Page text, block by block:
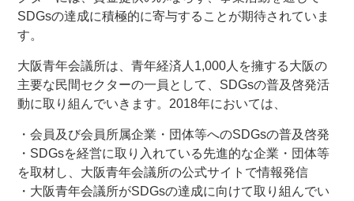
SDGsの達成に積極的に寄与することが期待されていま
す。
大阪青年会議所は、青年経済人1,000人を擁する大阪の
主要な民間セクターの一員として、SDGsの普及啓発活
動に取り組んでいきます。2018年においては、
・会員及び会員所属企業・団体等へのSDGsの普及啓発
・SDGsを経営に取り入れている先進的な企業・団体等
を取材し、大阪青年会議所の公式サイトで情報発信
・大阪青年会議所がSDGsの達成に向けて取り組んでい